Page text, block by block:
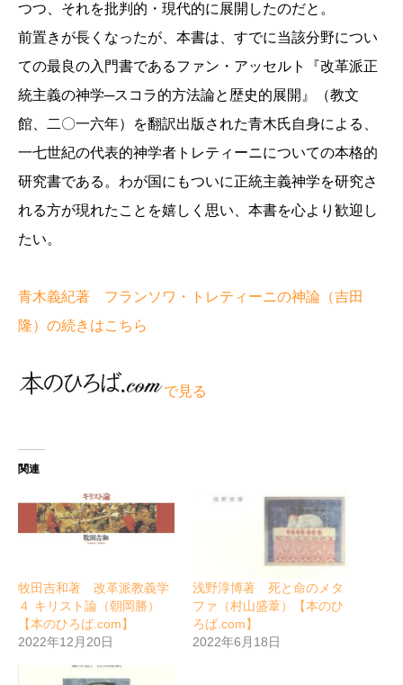
つつ、それを批判的・現代的に展開したのだと。
前置きが長くなったが、本書は、すでに当該分野につい
ての最良の入門書であるファン・アッセルト『改革派正
統主義の神学─スコラ的方法論と歴史的展開』（教文
館、二〇一六年）を翻訳出版された青木氏自身による、
一七世紀の代表的神学者トレティーニについての本格的
研究書である。わが国にもついに正統主義神学を研究さ
れる方が現れたことを嬉しく思い、本書を心より歓迎し
たい。
青木義紀著 フランソワ・トレティーニの神論（吉田
隆）の続きはこちら
で見る
関連
牧田吉和著 改革派教義学
４ キリスト論（朝岡勝）
【本のひろば.com】
2022年12月20日
浅野淳博著 死と命のメタ
ファ（村山盛葦）【本のひ
ろば.com】
2022年6月18日